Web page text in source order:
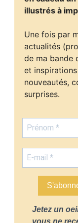
illustrés à
Une fois par
actualités
de ma bande
et
nouveautés,
surprises.
Jetez un
vous ne